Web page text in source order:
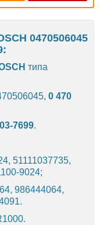
0470506045
типа
0 470
7699.
51111037735,
9024;
986444064,